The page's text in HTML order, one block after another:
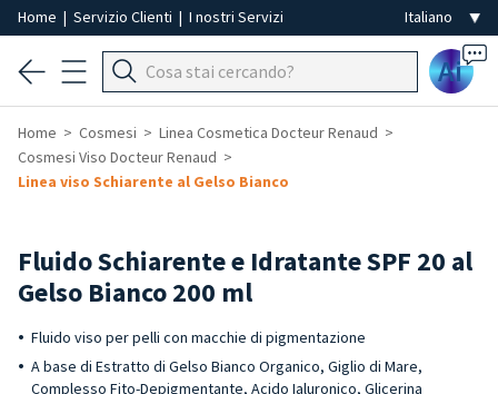
Home | Servizio Clienti | I nostri Servizi
Ai
Home Cosmesi
Linea Cosmetica Docteur Renaud
Cosmesi Viso Docteur Renaud
Linea viso Schiarente al Gelso Bianco
Fluido Schiarente e Idratante SPF 20 al
Gelso Bianco 200 ml
Fluido viso per pelli con macchie di pigmentazione
A base di Estratto di Gelso Bianco Organico, Giglio di Mare,
Complesso Fito-Depigmentante, Acido Ialuronico, Glicerina